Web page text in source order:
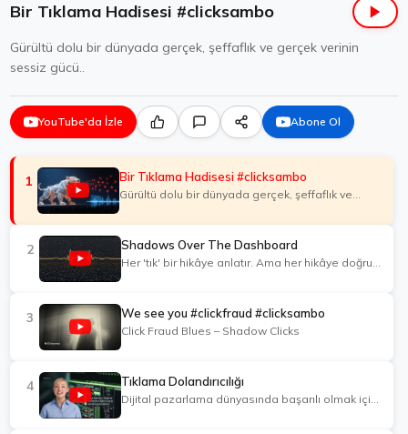
Bir Tıklama Hadisesi #clicksambo
Gürültü dolu bir dünyada gerçek, şeffaflık ve gerçek verinin
sessiz gücü..
YouTube'da İzle Abone Ol
1 Bir Tıklama Hadisesi #clicksambo
Gürültü dolu bir dünyada gerçek, şeffaflık ve
2 Shadows Over The Dashboard
Her 'tık' bir hikâye anlatır. Ama her hikâye doğru
3 We see you #clickfraud #clicksambo
Click Fraud Blues – Shadow Clicks
4 Tıklama Dolandırıcılığı
Dijital pazarlama dünyasında başarılı olmak için